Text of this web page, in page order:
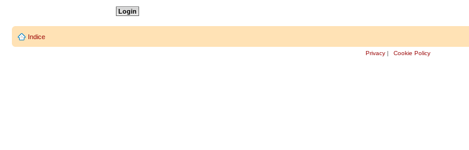
Indice
Privacy | Cookie Policy